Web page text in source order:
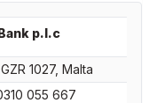
p.l.c
1027, Malta
055 667